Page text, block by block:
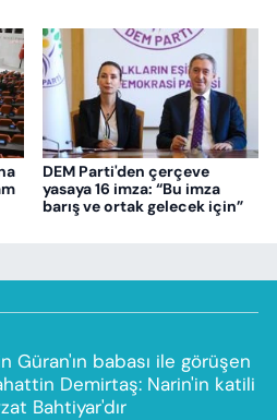
DEM Parti'den çerçeve
yasaya 16 imza: “Bu imza
barış ve ortak gelecek için”
Güran'ın babası ile görüşen
Demirtaş: Narin'in katili
Bahtiyar'dır